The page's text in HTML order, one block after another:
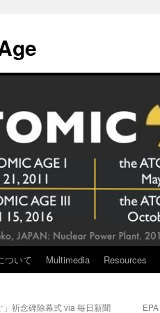
ついて Multimedia Resources
」祈念碑除幕式 via 毎日新聞